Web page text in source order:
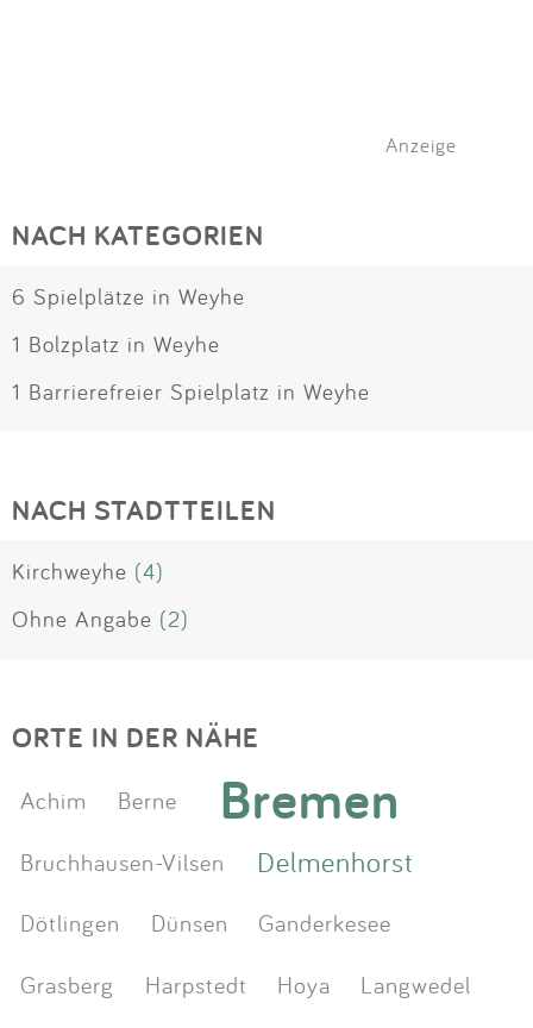
Anzeige
NACH KATEGORIEN
6 Spielplätze in Weyhe
1 Bolzplatz in Weyhe
1 Barrierefreier Spielplatz in Weyhe
NACH STADTTEILEN
Kirchweyhe (4)
Ohne Angabe (2)
ORTE IN DER NÄHE
Achim Berne Bremen
Bruchhausen-Vilsen Delmenhorst
Dötlingen Dünsen
Ganderkesee
Grasberg
Harpstedt Hoya
Langwedel